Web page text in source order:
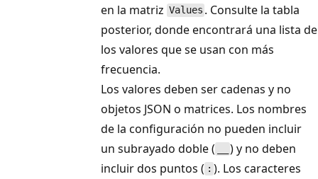
en la matriz Values . Consulte la tabla
posterior, donde encontrará una lista de
los valores que se usan con más
frecuencia.
Los valores deben ser cadenas y no
objetos JSON o matrices. Los nombres
de la configuración no pueden incluir
un subrayado doble (
) y no deben
incluir dos puntos ( : ). Los caracteres